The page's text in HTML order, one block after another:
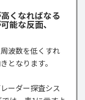
くなればなる
能な反面、
波数を低くすれ
となります。
ーダー探査シス